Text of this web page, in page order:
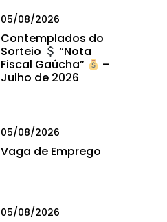
05/08/2026
Contemplados do
Sorteio
“Nota
Fiscal Gaúcha”
–
Julho de 2026
05/08/2026
Vaga de Emprego
05/08/2026